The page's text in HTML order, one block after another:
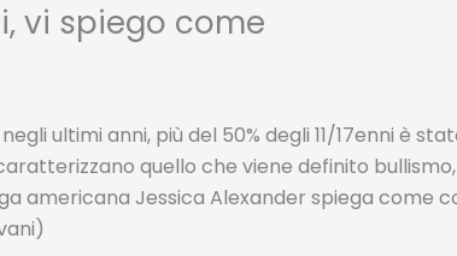
vi spiego come
ultimi anni, più del 50% degli 11/17enni è
quello che viene definito
americana Jessica Alexander spiega come